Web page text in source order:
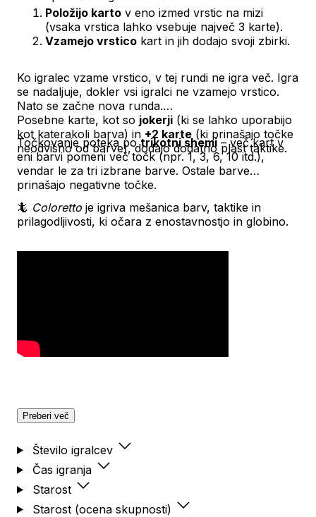
Položijo karto v eno izmed vrstic na mizi
(vsaka vrstica lahko vsebuje največ 3 karte).
Vzamejo vrstico kart in jih dodajo svoji zbirki.
Ko igralec vzame vrstico, v tej rundi ne igra več. Igra
se nadaljuje, dokler vsi igralci ne vzamejo vrstico.
Nato se začne nova runda.
Posebne karte, kot so jokerji (ki se lahko uporabijo
kot katerakoli barva) in +2 karte (ki prinašajo točke
neodvisno od barve), dodajo dodatno plast taktike.
Točkovanje poteka potrikotni shemi– več kart v
eni barvi pomeni več točk (npr. 1, 3, 6, 10 itd.),
vendar le za tri izbrane barve. Ostale barve
prinašajo negativne točke.
🦎 Coloretto je igriva mešanica barv, taktike in
prilagodljivosti, ki očara z enostavnostjo in globino.
Preberi več
Število igralcev
Čas igranja
Starost
Starost (ocena skupnosti)